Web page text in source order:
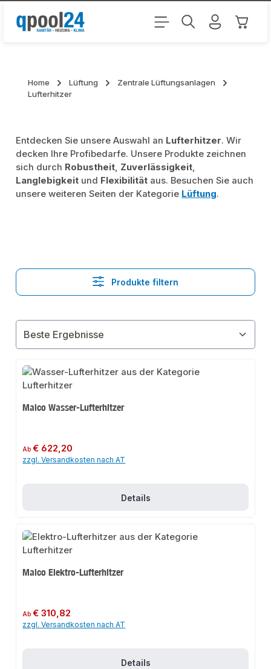
Zum Hauptinhalt springen
Home Lüftung
Zentrale Lüftungsanlagen
Lufterhitzer
Entdecken Sie unsere Auswahl an Lufterhitzer. Wir
decken Ihre Profibedarfe. Unsere Produkte zeichnen
sich durch Robustheit, Zuverlässigkeit,
Langlebigkeit und Flexibilität aus. Besuchen Sie auch
unsere weiteren Seiten der Kategorie Lüftung.
Produkte filtern
Maico Wasser-Lufterhitzer
Regulärer Preis:
Ab€ 622,20
zzgl. Versandkosten nach AT
Details
Maico Elektro-Lufterhitzer
Regulärer Preis:
Ab€ 310,82
zzgl. Versandkosten nach AT
Details